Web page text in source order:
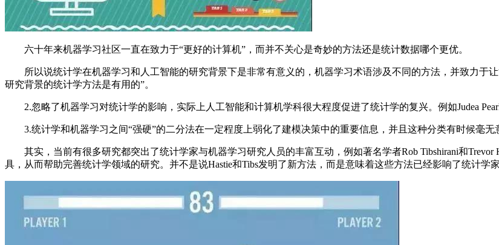
六十年来机器学习社区一直在致力于“更好的计算机”，而并不关心是奇妙的方法还是统计数据哪个更优。
所以说统计学在机器学习和人工智能的研究背景下是非常有意义的，机器学习术语涉及不同的方法，并致力于
研究背景的统计学方法是有用的”。
2.忽略了机器学习对统计学的影响，实际上人工智能和计算机学科很大程度促进了统计学的复兴。例如Judea
3.统计学和机器学习之间“强硬”的二分法在一定程度上弱化了建模决策中的重要信息，并且这种分类有时候毫无
其实，当前有很多研究都突出了统计学家与机器学习研究人员的丰富互动，例如著名学者Rob Tibshirani和Trevor
具，从而帮助完善统计学领域的研究。并不是说Hastie和Tibs发明了新方法，而是意味着这些方法已经影响了统计学